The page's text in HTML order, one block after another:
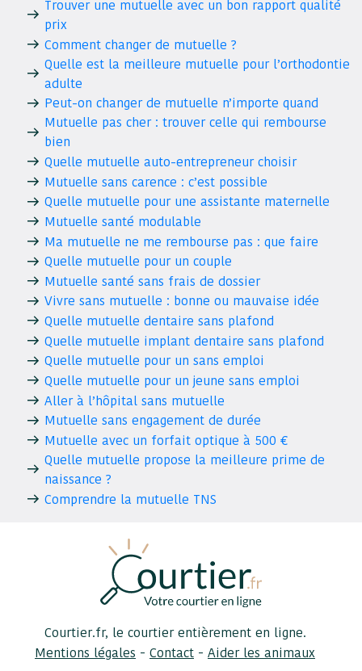
Trouver une mutuelle avec un bon rapport qualité
prix
Comment changer de mutuelle ?
Quelle est la meilleure mutuelle pour l’orthodontie
adulte
Peut-on changer de mutuelle n’importe quand
Mutuelle pas cher : trouver celle qui rembourse
bien
Quelle mutuelle auto-entrepreneur choisir
Mutuelle sans carence : c’est possible
Quelle mutuelle pour une assistante maternelle
Mutuelle santé modulable
Ma mutuelle ne me rembourse pas : que faire
Quelle mutuelle pour un couple
Mutuelle santé sans frais de dossier
Vivre sans mutuelle : bonne ou mauvaise idée
Quelle mutuelle dentaire sans plafond
Quelle mutuelle implant dentaire sans plafond
Quelle mutuelle pour un sans emploi
Quelle mutuelle pour un jeune sans emploi
Aller à l’hôpital sans mutuelle
Mutuelle sans engagement de durée
Mutuelle avec un forfait optique à 500 €
Quelle mutuelle propose la meilleure prime de
naissance ?
Comprendre la mutuelle TNS
Courtier.fr, le courtier entièrement en ligne.
Mentions légales - Contact - Aider les animaux